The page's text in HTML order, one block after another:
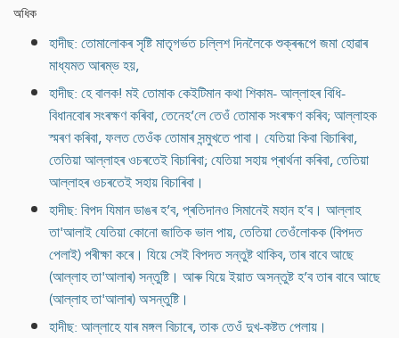
অধিক
হাদীছ: তোমালোকৰ সৃষ্টি মাতৃগৰ্ভত চল্লিশ দিনলৈকে শুক্ৰৰূপে জমা হোৱাৰ
মাধ্যমত আৰম্ভ হয়,
হাদীছ: হে বালক! মই তোমাক কেইটিমান কথা শিকাম- আল্লাহৰ বিধি-
বিধানবোৰ সংৰক্ষণ কৰিবা, তেনেহ’লে তেওঁ তোমাক সংৰক্ষণ কৰিব; আল্লাহক
স্মৰণ কৰিবা, ফলত তেওঁক তোমাৰ সন্মুখতে পাবা। যেতিয়া কিবা বিচাৰিবা,
তেতিয়া আল্লাহৰ ওচৰতেই বিচাৰিবা; যেতিয়া সহায় প্ৰাৰ্থনা কৰিবা, তেতিয়া
আল্লাহৰ ওচৰতেই সহায় বিচাৰিবা।
হাদীছ: বিপদ যিমান ডাঙৰ হ’ব, প্ৰতিদানও সিমানেই মহান হ’ব। আল্লাহ
তা'আলাই যেতিয়া কোনো জাতিক ভাল পায়, তেতিয়া তেওঁলোকক (বিপদত
পেলাই) পৰীক্ষা কৰে। যিয়ে সেই বিপদত সন্তুষ্ট থাকিব, তাৰ বাবে আছে
(আল্লাহ তা'আলাৰ) সন্তুষ্টি। আৰু যিয়ে ইয়াত অসন্তুষ্ট হ’ব তাৰ বাবে আছে
(আল্লাহ তা'আলাৰ) অসন্তুষ্টি।
হাদীছ: আল্লাহে যাৰ মঙ্গল বিচাৰে, তাক তেওঁ দুখ-কষ্টত পেলায়।